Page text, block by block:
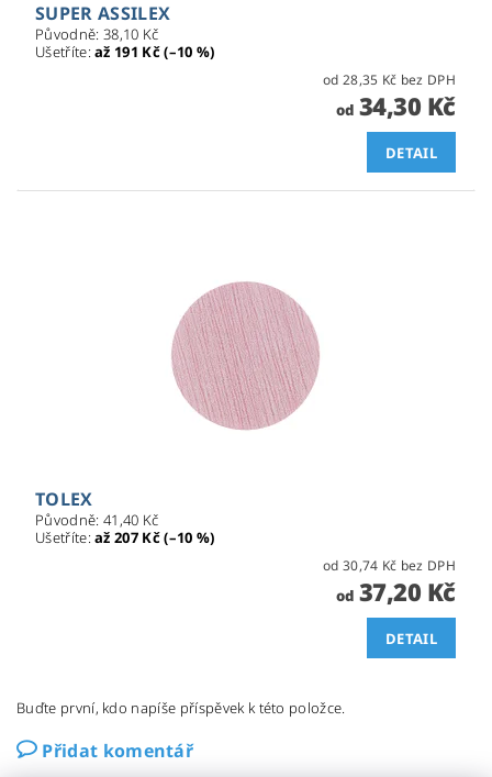
SUPER ASSILEX
Původně: 38,10 Kč
Ušetříte:až 191 Kč (–10 %)
od 28,35 Kč bez DPH
od34,30 Kč
DETAIL
TOLEX
Původně: 41,40 Kč
Ušetříte:až 207 Kč (–10 %)
od 30,74 Kč bez DPH
od37,20 Kč
DETAIL
Buďte první, kdo napíše příspěvek k této položce.
Přidat komentář